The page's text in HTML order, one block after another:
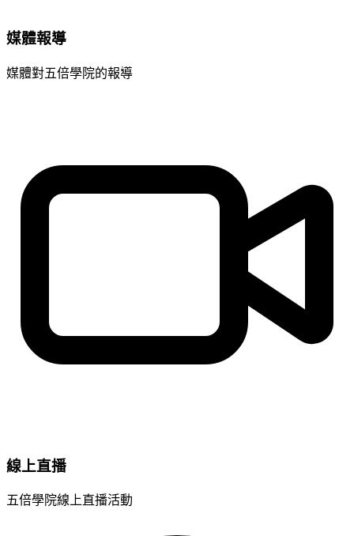
媒體報導
媒體對五倍學院的報導
線上直播
五倍學院線上直播活動